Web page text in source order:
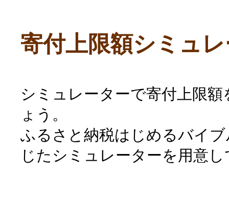
寄付上限額シミュ
シミュレーターで寄付上限
ょう。
ふるさと納税はじめるバイ
じたシミュレーターを用意